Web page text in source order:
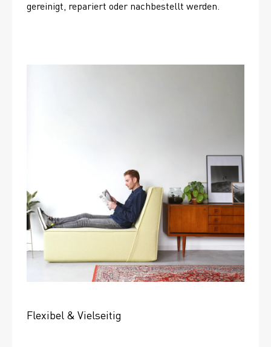
gereinigt, repariert oder nachbestellt werden.
Flexibel & Vielseitig